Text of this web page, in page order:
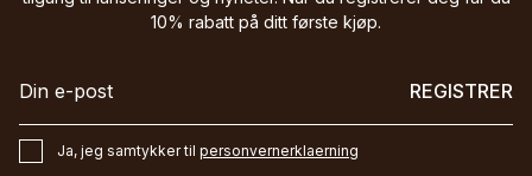
10% rabatt på ditt første kjøp.
REGISTRER
Ja, jeg samtykker til personvernerklaerning